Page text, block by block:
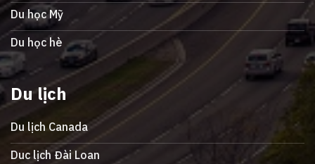
Du học Mỹ
Du học hè
Du lịch
Du lịch Canada
Duc lịch Đài Loan